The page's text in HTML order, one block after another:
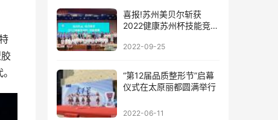
喜报!苏州美贝尔斩获
2022健康苏州杯技能竞赛
2022-09-25
“第12届品质整形节”启幕
仪式在太原丽都圆满举行
2022-06-11